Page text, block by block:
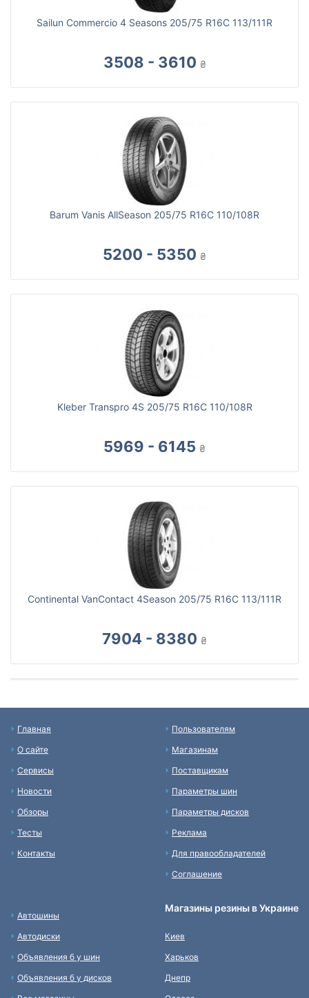
Sailun Commercio 4 Seasons 205/75 R16C 113/111R
3508 - 3610 ₴
Barum Vanis AllSeason 205/75 R16C 110/108R
5200 - 5350 ₴
Kleber Transpro 4S 205/75 R16C 110/108R
5969 - 6145 ₴
Continental VanContact 4Season 205/75 R16C 113/111R
7904 - 8380 ₴
Главная
О сайте
Сервисы
Новости
Обзоры
Тесты
Контакты
Пользователям
Магазинам
Поставщикам
Параметры шин
Параметры дисков
Реклама
Для правообладателей
Соглашение
Автошины
Автодиски
Объявления б у шин
Объявления б у дисков
Магазины резины в Украине
Киев
Харьков
Днепр